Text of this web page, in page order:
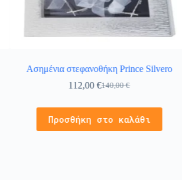
Ασημένια στεφανοθήκη Prince Silvero
140,00€
112,00€
Προσθήκη στο καλάθι